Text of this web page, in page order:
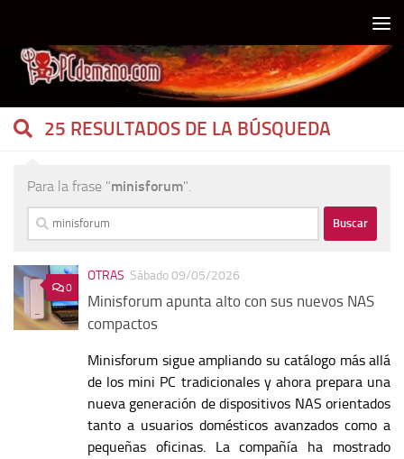
25 RESULTADOS DE LA BÚSQUEDA
Para la frase "minisforum".
Buscar:
0
OTRAS Sábado 09/05/2026
Minisforum apunta alto con sus nuevos NAS
compactos
Minisforum sigue ampliando su catálogo más allá
de los mini PC tradicionales y ahora prepara una
nueva generación de dispositivos NAS orientados
tanto a usuarios domésticos avanzados como a
pequeñas oficinas. La compañía ha mostrado